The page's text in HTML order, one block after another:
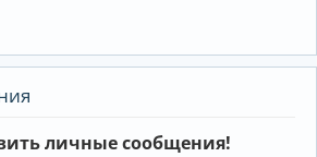
личные сообщения!